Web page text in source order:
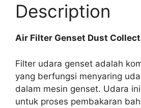
Description
Air Filter Genset Dust
Filter udara genset adalah
yang berfungsi menyaring
dalam mesin genset. Udara
untuk proses pembakaran